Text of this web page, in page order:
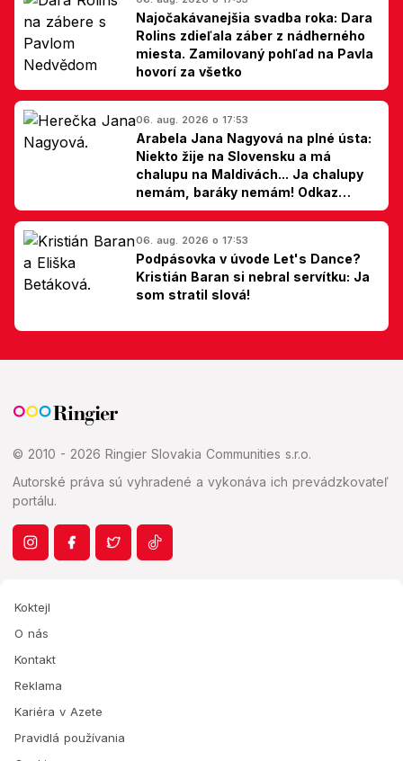
Najočakávanejšia svadba roka: Dara
Rolins zdieľala záber z nádherného
miesta. Zamilovaný pohľad na Pavla
hovorí za všetko
06. aug. 2026 o 17:53
Arabela Jana Nagyová na plné ústa:
Niekto žije na Slovensku a má
chalupu na Maldivách... Ja chalupy
nemám, baráky nemám! Odkaz
Slovákom
06. aug. 2026 o 17:53
Podpásovka v úvode Let's Dance?
Kristián Baran si nebral servítku: Ja
som stratil slová!
© 2010 - 2026 Ringier Slovakia Communities s.r.o.
Autorské práva sú vyhradené a vykonáva ich prevádzkovateľ
portálu.
Koktejl
O nás
Kontakt
Reklama
Kariéra v Azete
Pravidlá používania